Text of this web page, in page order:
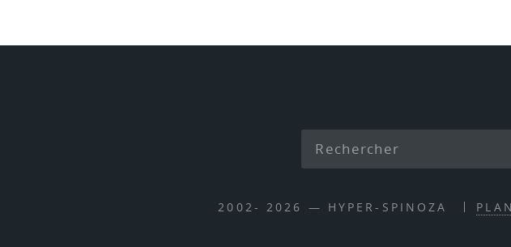
2002- 2026 — HYPER-SPINOZA